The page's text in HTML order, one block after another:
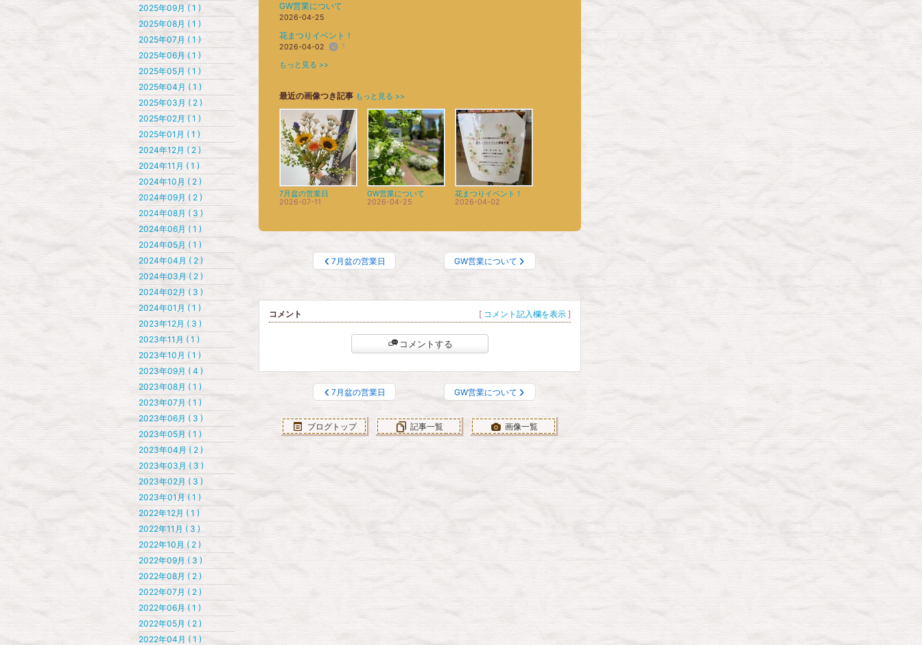
GW営業について
2026-04-25
花まつりイベント！
2026-04-02 1
もっと見る >>
最近の画像つき記事 もっと見る >>
7月盆の営業日
2026-07-11
GW営業について
2026-04-25
花まつりイベント！
2026-04-02
7月盆の営業日 GW営業について
[ コメント記入欄を表示 ]
コメント
コメントする
7月盆の営業日 GW営業について
ブログトップ 記事一覧 画像一覧
2025年09月 ( 1 )
2025年08月 ( 1 )
2025年07月 ( 1 )
2025年06月 ( 1 )
2025年05月 ( 1 )
2025年04月 ( 1 )
2025年03月 ( 2 )
2025年02月 ( 1 )
2025年01月 ( 1 )
2024年12月 ( 2 )
2024年11月 ( 1 )
2024年10月 ( 2 )
2024年09月 ( 2 )
2024年08月 ( 3 )
2024年06月 ( 1 )
2024年05月 ( 1 )
2024年04月 ( 2 )
2024年03月 ( 2 )
2024年02月 ( 3 )
2024年01月 ( 1 )
2023年12月 ( 3 )
2023年11月 ( 1 )
2023年10月 ( 1 )
2023年09月 ( 4 )
2023年08月 ( 1 )
2023年07月 ( 1 )
2023年06月 ( 3 )
2023年05月 ( 1 )
2023年04月 ( 2 )
2023年03月 ( 3 )
2023年02月 ( 3 )
2023年01月 ( 1 )
2022年12月 ( 1 )
2022年11月 ( 3 )
2022年10月 ( 2 )
2022年09月 ( 3 )
2022年08月 ( 2 )
2022年07月 ( 2 )
2022年06月 ( 1 )
2022年05月 ( 2 )
2022年04月 ( 1 )